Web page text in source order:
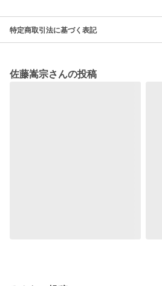
特定商取引法に基づく表記
佐藤嵩宗さんの投稿